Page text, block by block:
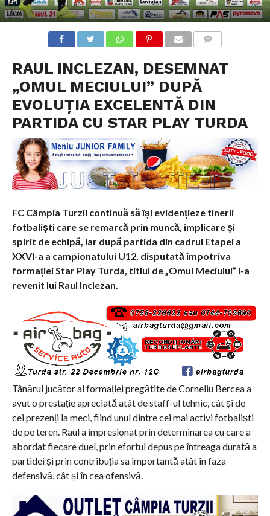
RAUL INCLEZAN, DESEMNAT
„OMUL MECIULUI” DUPĂ
EVOLUȚIA EXCELENTĂ DIN
PARTIDA CU STAR PLAY TURDA
FC Câmpia Turzii continuă să își evidențieze tinerii
fotbaliști care se remarcă prin muncă, implicare și
spirit de echipă, iar după partida din cadrul Etapei a
XXVI-a a campionatului U12, disputată împotriva
formației Star Play Turda, titlul de „Omul Meciului” i-a
revenit lui Raul Inclezan.
Tânărul jucător al formației pregătite de Corneliu Bercea a
avut o prestație apreciată atât de staff-ul tehnic, cât și de
cei prezenți la meci, fiind unul dintre cei mai activi fotbaliști
de pe teren. Raul a impresionat prin determinarea cu care a
abordat fiecare duel, prin efortul depus pe întreaga durată a
partidei și prin contribuția sa importantă atât în faza
defensivă, cât și în cea ofensivă.